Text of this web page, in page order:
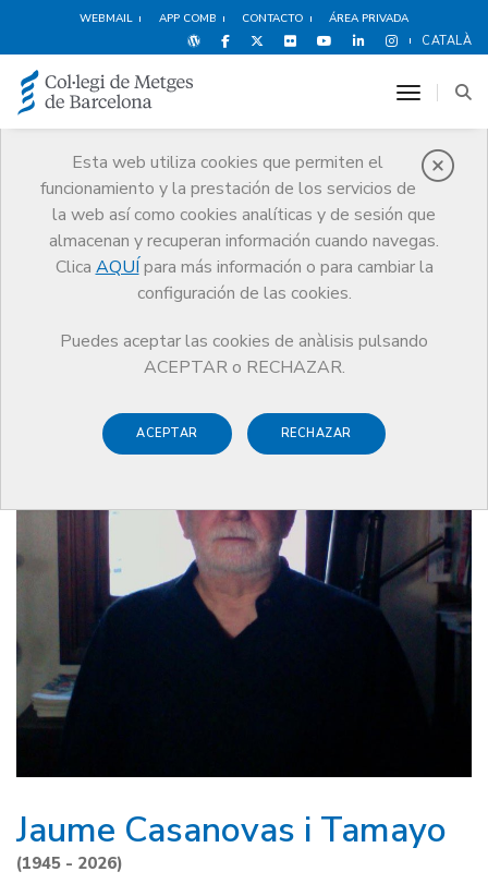
WEBMAIL APP COMB CONTACTO ÁREA PRIVADA
CATALÀ
Esta web utiliza cookies que permiten el
funcionamiento y la prestación de los servicios de
la web así como cookies analíticas y de sesión que
almacenan y recuperan información cuando navegas.
Clica AQUÍ para más información o para cambiar la
configuración de las cookies.
Puedes aceptar las cookies de anàlisis pulsando
ACEPTAR o RECHAZAR.
ACEPTAR RECHAZAR
toggle
Obituarios
Comunicación Jaume Casanovas i Tamayo
Jaume Casanovas i Tamayo
(1945 - 2026)